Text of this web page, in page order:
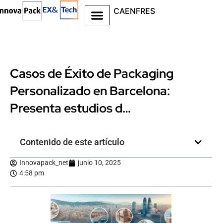
CAENFRES
Casos de Éxito de Packaging
Personalizado en Barcelona:
Presenta estudios d…
Contenido de este artículo
Innovapack_net
junio 10, 2025
4:58 pm